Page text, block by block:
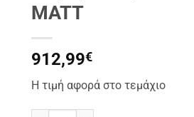
MATT
912,99€
Η τιμή αφορά στο τεμάχιο